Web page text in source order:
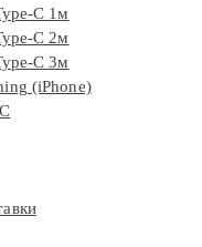
C 1м
C 2м
C 3м
(iPhone)